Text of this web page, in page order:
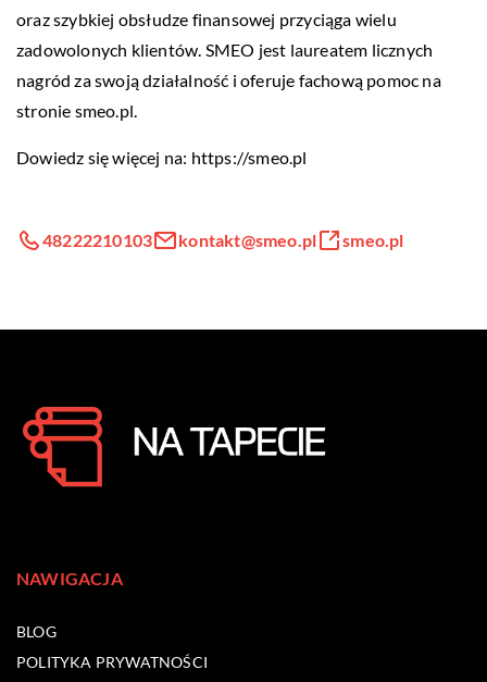
oraz szybkiej obsłudze finansowej przyciąga wielu
zadowolonych klientów. SMEO jest laureatem licznych
nagród za swoją działalność i oferuje fachową pomoc na
stronie smeo.pl.
Dowiedz się więcej na: https://smeo.pl
48222210103 kontakt@smeo.pl smeo.pl
NAWIGACJA
BLOG
POLITYKA PRYWATNOŚCI